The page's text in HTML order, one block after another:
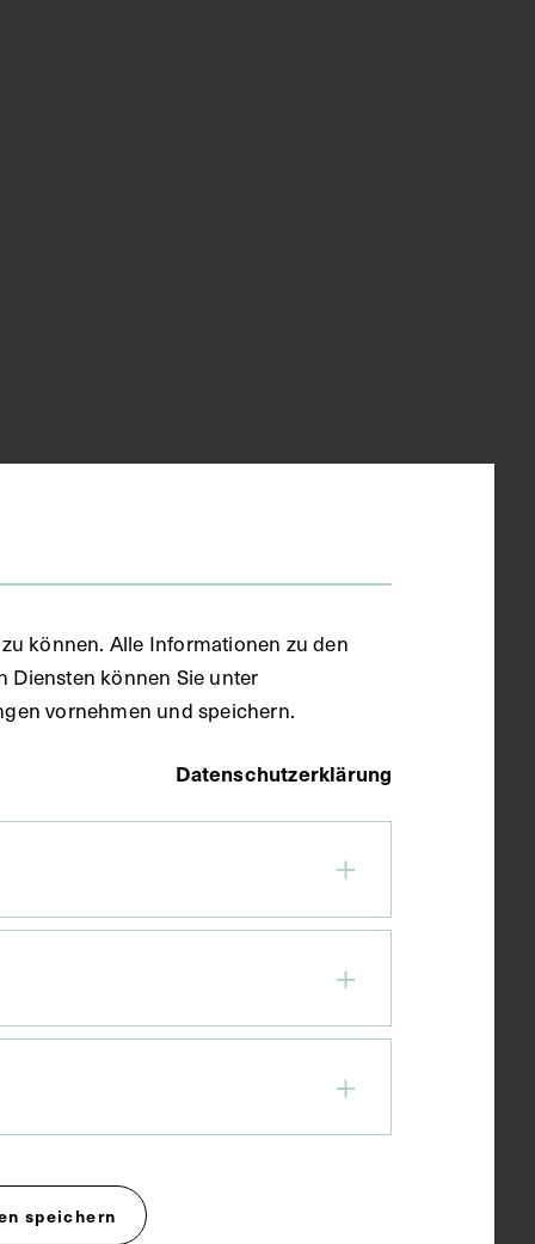
können. Alle Informationen zu den
Diensten können Sie unter
vornehmen und speichern.
Datenschutzerklärung
speichern